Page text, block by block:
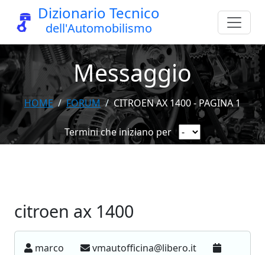
Dizionario Tecnico
dell'Automobilismo
Messaggio
HOME FORUM CITROEN AX 1400 - PAGINA 1
Termini che iniziano per
citroen ax 1400
marco
vmautofficina@libero.it